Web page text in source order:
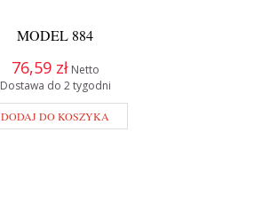
MODEL 884
76,59 zł Netto
Dostawa do 2 tygodni
DODAJ DO KOSZYKA